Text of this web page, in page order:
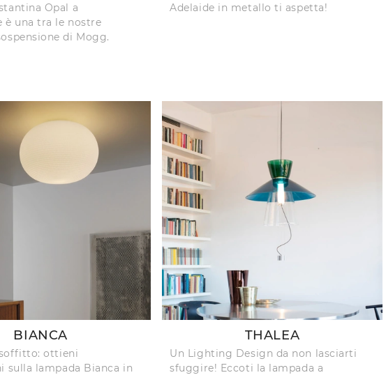
Opal a
è una tra le nostre
di Mogg.
Adelaide in metallo ti aspetta!
BIANCA
ottieni
sulla lampada Bianca in
THALEA
Un Lighting Design da non lasciarti
sfuggire! Eccoti la lampada a